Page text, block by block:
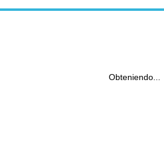
Obteniendo...